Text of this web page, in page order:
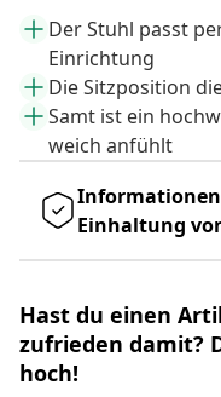
Der Stuhl passt
Einrichtung
Die Sitzposition
Samt ist ein
weich anfühlt
Einhaltung
Hast du einen
zufrieden damit?
hoch!